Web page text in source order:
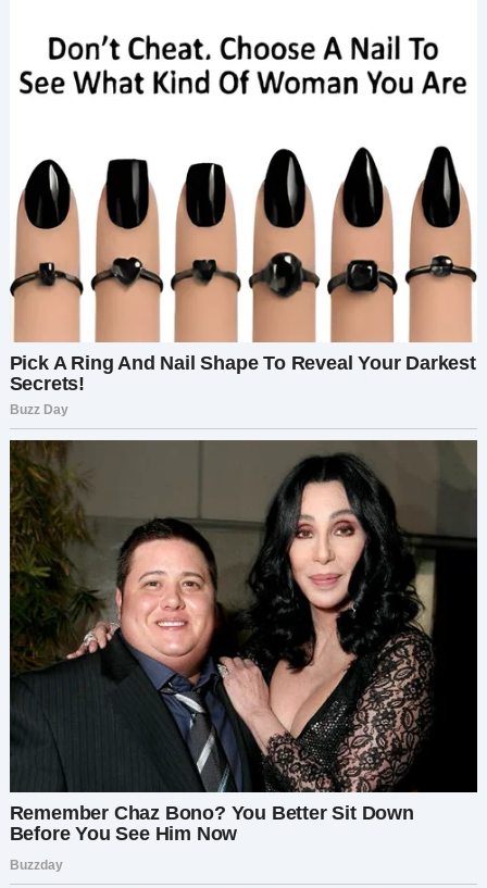
вернуться домой. Но на этот раз я была готова.
В моей голове эхом отдавались слова моего
Ради себя. Вы не можете больше позволять ему
вытирать о вас ноги».
Я ждала слишком долго. Я страдала слишком
долго. Я была хорошей женой,
поддерживающим партнером, той, кто
забыла, что имею право требовать уважения в
ответ. Я имею право требовать доброты. Я
имею право на то, чтобы мной не
манипулировали, не подвергали газлайтингу и
насилию.
Когда он снова попросился, и его обычное,
полное извинений сообщение высветилось на
моем телефоне, я выпрямилась и ответила:
«Нет. Ты делал это слишком много раз, и с меня
хватит. Я не собираюсь позволять тебе
возвращаться и снова меня уничтожать. Я
заслуживаю большего. Мои дети заслуживают
Это было нелегко. Это было не безболезненно.
Но это было необходимо.
Следующие несколько недель пролетели как в
тумане: юридические консультации, бумажная